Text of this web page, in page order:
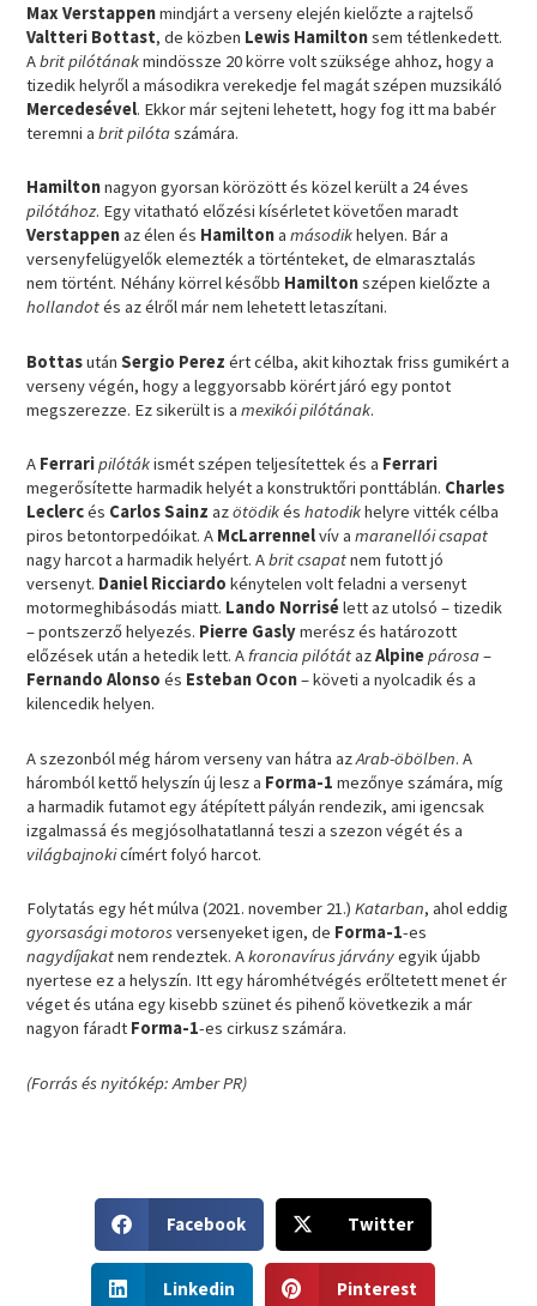
Max Verstappenmindjárt a verseny elején kielőzte a rajtelső
Valtteri Bottast, de közben Lewis Hamiltonsem tétlenkedett.
Abrit pilótánakmindössze 20 körre volt szüksége ahhoz, hogy a
tizedik helyről a másodikra verekedje fel magát szépen muzsikáló
Mercedesével. Ekkor már sejteni lehetett, hogy fog itt ma babér
teremni abrit pilótaszámára.
Hamiltonnagyon gyorsan körözött és közel került a 24 éves
pilótához. Egy vitatható előzési kísérletet követően maradt
Verstappenaz élen és Hamiltonamásodikhelyen. Bár a
versenyfelügyelők elemezték a történteket, de elmarasztalás
nem történt. Néhány körrel később Hamiltonszépen kielőzte a
hollandotés az élről már nem lehetett letaszítani.
BottasutánSergio Perez ért célba, akit kihoztak friss gumikért a
verseny végén, hogy a leggyorsabb körért járó egy pontot
megszerezze. Ez sikerült is amexikói pilótának.
A Ferraripilótákismét szépen teljesítettek és a Ferrari
megerősítette harmadik helyét a konstruktőri ponttáblán. Charles
Leclercés Carlos Sainz azötödikéshatodikhelyre vitték célba
piros betontorpedóikat. A McLarrennelvív amaranellói csapat
nagy harcot a harmadik helyért. Abrit csapatnem futott jó
versenyt. Daniel Ricciardo kénytelen volt feladni a versenyt
motormeghibásodás miatt. Lando Norrisélett az utolsó – tizedik
– pontszerző helyezés. Pierre Gaslymerész és határozott
előzések után a hetedik lett. Afrancia pilótátazAlpinepárosa–
Fernando Alonso és Esteban Ocon– követi a nyolcadik és a
kilencedik helyen.
A szezonból még három verseny van hátra azArab-öbölben. A
háromból kettő helyszín új lesz a Forma-1 mezőnye számára, míg
a harmadik futamot egy átépített pályán rendezik, ami igencsak
izgalmassá és megjósolhatatlanná teszi a szezon végét és a
világbajnokicímért folyó harcot.
Folytatás egy hét múlva (2021. november 21.)Katarban, ahol eddig
gyorsasági motorosversenyeket igen, de Forma-1-es
nagydíjakatnem rendeztek. Akoronavírus járványegyik újabb
nyertese ez a helyszín. Itt egy háromhétvégés erőltetett menet ér
véget és utána egy kisebb szünet és pihenő következik a már
nagyon fáradt Forma-1-es cirkusz számára.
(Forrás és nyitókép: AmberPR)
h
a
r
Facebook
h
a
Twitter
h
Linkedin
h
Pinterest